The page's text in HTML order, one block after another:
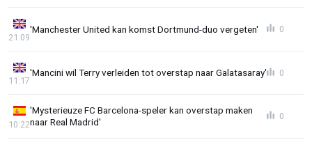
'Manchester United kan komst Dortmund-duo vergeten'
21:09
0
'Mancini wil Terry verleiden tot overstap naar Galatasaray'
11:17
0
'Mysterieuze FC Barcelona-speler kan overstap maken
naar Real Madrid'
10:22
0